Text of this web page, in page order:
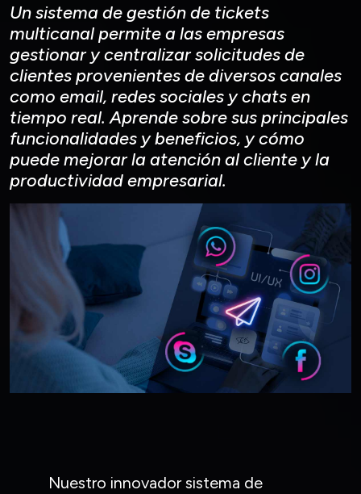
Un sistema de gestión de tickets
multicanal permite a las empresas
gestionar y centralizar solicitudes de
clientes provenientes de diversos canales
como email, redes sociales y chats en
tiempo real. Aprende sobre sus principales
funcionalidades y beneficios, y cómo
puede mejorar la atención al cliente y la
productividad empresarial.
Nuestro innovador sistema de